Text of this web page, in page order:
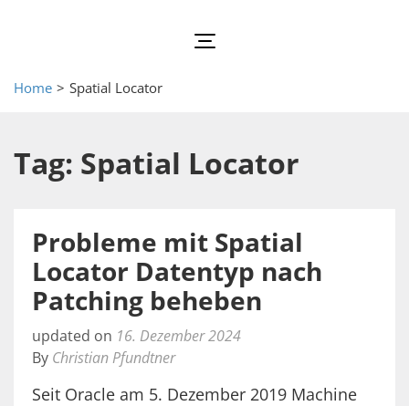
Home > Spatial Locator
Tag: Spatial Locator
Probleme mit Spatial
Locator Datentyp nach
Patching beheben
updated on 16. Dezember 2024
By Christian Pfundtner
Seit Oracle am 5. Dezember 2019 Machine